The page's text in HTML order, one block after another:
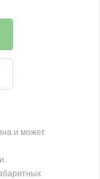
и может